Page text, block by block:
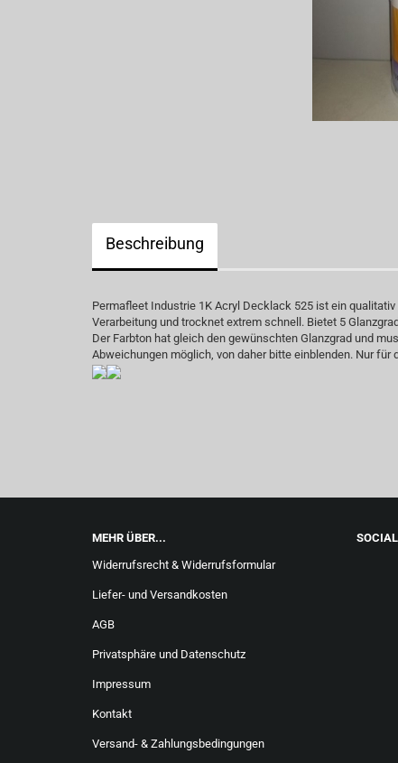
Beschreibung
Permafleet Industrie 1K Acryl Decklack 525 ist ein
Verarbeitung und trocknet extrem schnell. Bietet 5
Der Farbton hat gleich den gewünschten Glanzgrad und
Abweichungen möglich, von daher bitte einblenden. Nur für
MEHR ÜBER...
Widerrufsrecht & Widerrufsformular
Liefer- und Versandkosten
AGB
Privatsphäre und Datenschutz
Impressum
Kontakt
Versand- & Zahlungsbedingungen